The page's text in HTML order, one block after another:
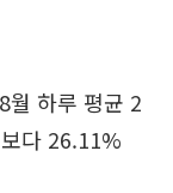
월 하루 평균 2
다 26.11%